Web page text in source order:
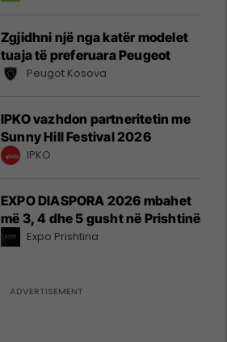
Zgjidhni një nga katër modelet
tuaja të preferuara Peugeot
Peugot Kosova
IPKO vazhdon partneritetin me
Sunny Hill Festival 2026
IPKO
EXPO DIASPORA 2026 mbahet
më 3, 4 dhe 5 gusht në Prishtinë
Expo Prishtina